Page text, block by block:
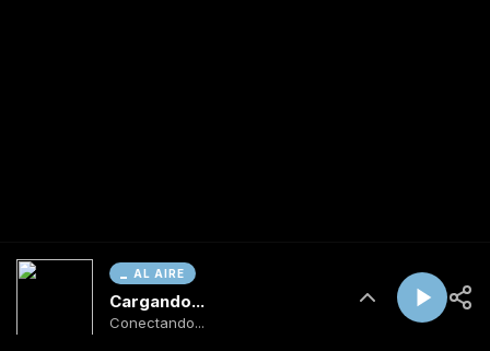
AL AIRE
Cargando...
Conectando...